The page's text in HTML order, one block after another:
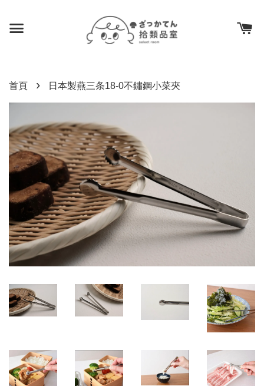
首頁 › 日本製燕三条18-0不鏽鋼小菜夾